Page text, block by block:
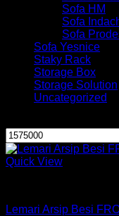
Sofa HM
Sofa
Sofa
Sofa Yesnice
Staky Rack
Storage Box
Storage Solution
Uncategorized
Harga
terendah
Quick View
Lemari Arsip Besi